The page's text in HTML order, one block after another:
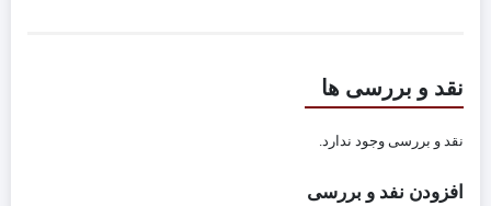
نقد و بررسی ها
نقد و بررسی وجود ندارد.
افزودن نفد و بررسی